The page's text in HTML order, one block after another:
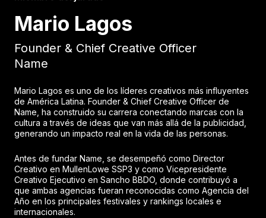
Mario Lagos
Founder & Chief Creative Officer
Name
Mario Lagos es uno de los líderes creativos más influyentes
de América Latina. Founder & Chief Creative Officer de
Name, ha construido su carrera conectando marcas con la
cultura a través de ideas que van más allá de la publicidad,
generando un impacto real en la vida de las personas.
Antes de fundar Name, se desempeñó como Director
Creativo en MullenLowe SSP3 y como Vicepresidente
Creativo Ejecutivo en Sancho BBDO, donde contribuyó a
que ambas agencias fueran reconocidas como Agencia del
Año en los principales festivales y rankings locales e
internacionales.